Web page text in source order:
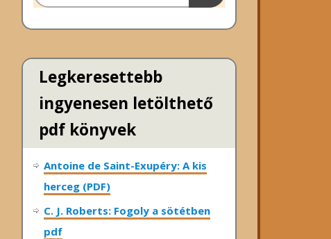
Legkeresettebb
ingyenesen letölthető
pdf könyvek
Antoine de Saint-Exupéry: A kis
herceg (PDF)
C. J. Roberts: Fogoly a sötétben
pdf